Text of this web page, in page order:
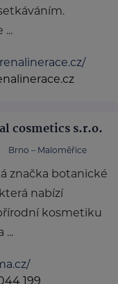
...
cosmetics s.r.o.
Brno – Maloměřice
značka botanické
nabízí
kosmetiku
...
199